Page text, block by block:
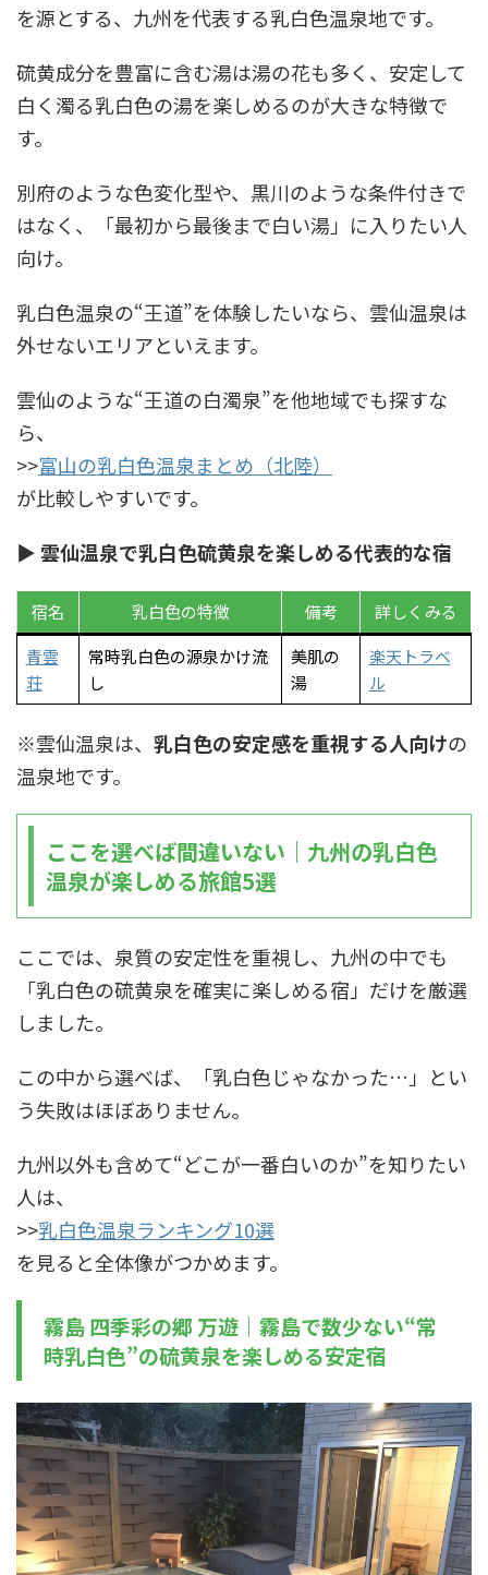
を源とする、九州を代表する乳白色温泉地です。
硫黄成分を豊富に含む湯は湯の花も多く、安定して
白く濁る乳白色の湯を楽しめるのが大きな特徴で
す。
別府のような色変化型や、黒川のような条件付きで
はなく、「最初から最後まで白い湯」に入りたい人
向け。
乳白色温泉の“王道”を体験したいなら、雲仙温泉は
外せないエリアといえます。
雲仙のような“王道の白濁泉”を他地域でも探すな
ら、
>>富山の乳白色温泉まとめ（北陸）
が比較しやすいです。
▶ 雲仙温泉で乳白色硫黄泉を楽しめる代表的な宿
宿名 乳白色の特徴 備考
詳しくみる
青雲
荘
常時乳白色の源泉かけ流
し
美肌の
湯
楽天トラベ
ル
※雲仙温泉は、 乳白色の安定感を重視する人向けの
温泉地です。
ここを選べば間違いない｜九州の乳白色
温泉が楽しめる旅館5選
ここでは、泉質の安定性を重視し、九州の中でも
「乳白色の硫黄泉を確実に楽しめる宿」だけを厳選
しました。
この中から選べば、「乳白色じゃなかった…」とい
う失敗はほぼありません。
九州以外も含めて“どこが一番白いのか”を知りたい
人は、
>>乳白色温泉ランキング10選
を見ると全体像がつかめます。
霧島 四季彩の郷 万遊｜霧島で数少ない“常
時乳白色”の硫黄泉を楽しめる安定宿